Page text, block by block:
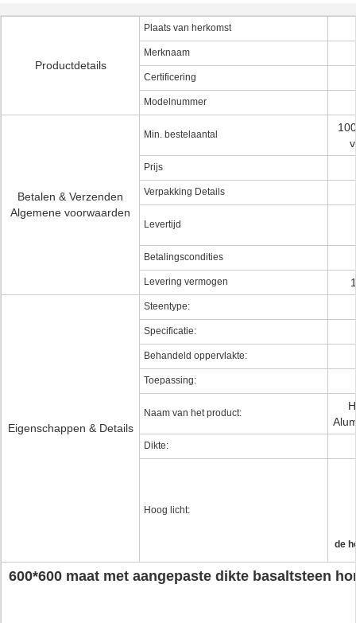
Productdetails
Plaats van herkomst
Merknaam
Certificering
Modelnummer
Betalen & Verzenden
Algemene voorwaarden
Min. bestelaantal
Prijs
Verpakking Details
Levertijd
Betalingscondities
Levering vermogen
Eigenschappen & Details
Steentype:
Specificatie:
Behandeld oppervlakte:
Toepassing:
Naam van het product:
Dikte:
Hoog licht:
de
600*600 maat met aangepaste dikte basaltsteen